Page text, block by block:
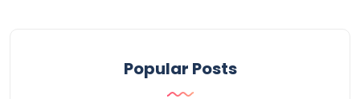
Popular Posts